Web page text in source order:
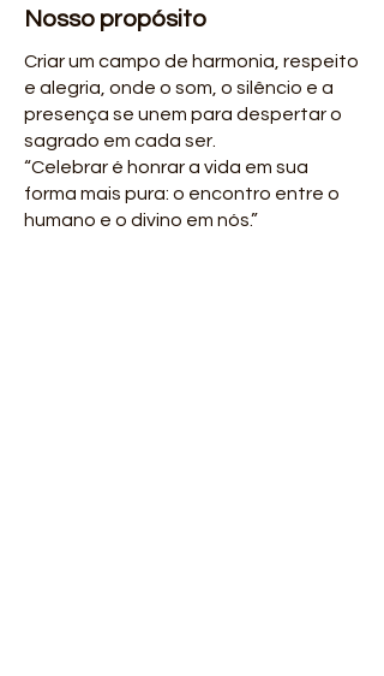
Nosso propósito
Criar um campo de harmonia, respeito
e alegria, onde o som, o silêncio e a
presença se unem para despertar o
sagrado em cada ser.
“Celebrar é honrar a vida em sua
forma mais pura: o encontro entre o
humano e o divino em nós.”